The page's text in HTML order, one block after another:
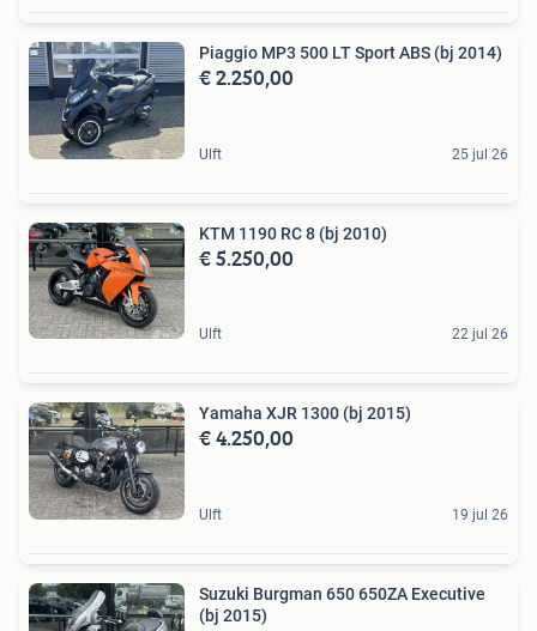
Piaggio MP3 500 LT Sport ABS (bj 2014)
€ 2.250,00
Ulft 25 jul 26
KTM 1190 RC 8 (bj 2010)
€ 5.250,00
Ulft 22 jul 26
Yamaha XJR 1300 (bj 2015)
€ 4.250,00
Ulft 19 jul 26
Suzuki Burgman 650 650ZA Executive
(bj 2015)